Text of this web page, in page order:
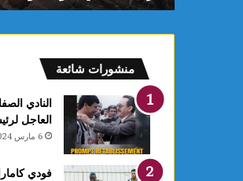
بداية
منشورات شائعة
النادي
العاجل
6 مارس 2024
فودي